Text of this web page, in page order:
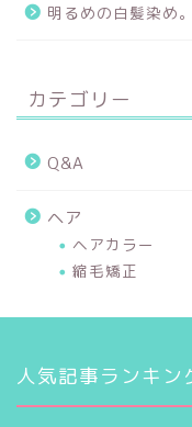
明るめの白髪染め
カテゴリー
Q&A
ヘア
ヘアカラー
縮毛矯正
人気記事ランキン